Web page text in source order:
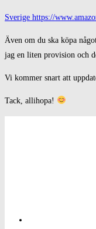
Sverige https://
Även om du ska köpa
jag en liten provision och
Vi kommer snart att
Tack, allihopa!